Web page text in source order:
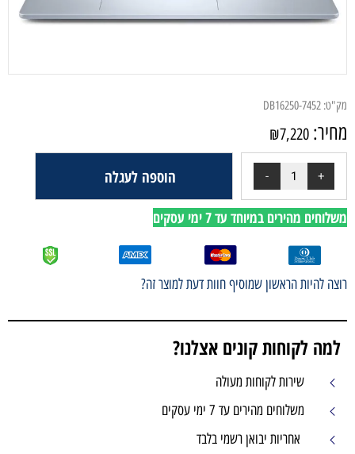
מק"ט: DB16250-7452
מחיר: ₪7,220
הוספה לעגלה
משלוחים מהירים במיוחד עד 7 ימי עסקים
רוצה להיות הראשון שמוסיף חוות דעת למוצר זה?
למה לקוחות קונים אצלנו?
שירות לקוחות מעולה
משלוחים מהירים עד 7 ימי עסקים
אחריות יבואן רשמי בלבד